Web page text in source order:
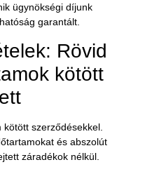
ügynökségi díjunk
garantált.
Rövid
kötött
szerződésekkel.
és abszolút
záradékok nélkül.